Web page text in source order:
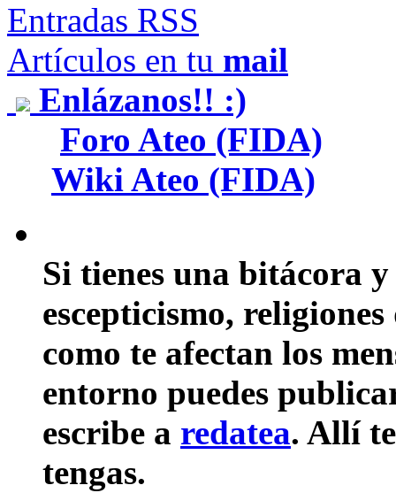
Entradas RSS
Artículos en tu mail
Enlázanos!! :)
Foro Ateo (FIDA)
Wiki Ateo (FIDA)
Si tienes una bitácora
escepticismo,
como te afectan los
entorno puedes
escribe a redatea. Allí
tengas.